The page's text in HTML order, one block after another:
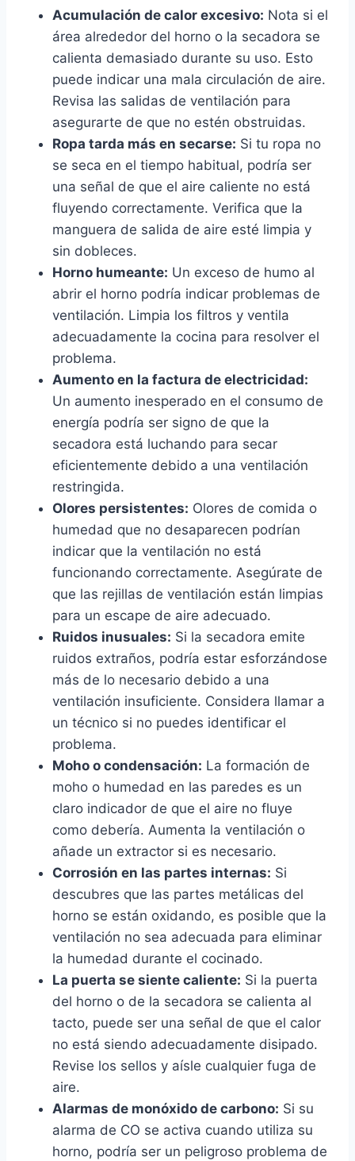
Acumulación de calor excesivo: Nota si el
área alrededor del horno o la secadora se
calienta demasiado durante su uso. Esto
puede indicar una mala circulación de aire.
Revisa las salidas de ventilación para
asegurarte de que no estén obstruidas.
Ropa tarda más en secarse: Si tu ropa no
se seca en el tiempo habitual, podría ser
una señal de que el aire caliente no está
fluyendo correctamente. Verifica que la
manguera de salida de aire esté limpia y
sin dobleces.
Horno humeante: Un exceso de humo al
abrir el horno podría indicar problemas de
ventilación. Limpia los filtros y ventila
adecuadamente la cocina para resolver el
problema.
Aumento en la factura de electricidad:
Un aumento inesperado en el consumo de
energía podría ser signo de que la
secadora está luchando para secar
eficientemente debido a una ventilación
restringida.
Olores persistentes: Olores de comida o
humedad que no desaparecen podrían
indicar que la ventilación no está
funcionando correctamente. Asegúrate de
que las rejillas de ventilación están limpias
para un escape de aire adecuado.
Ruidos inusuales: Si la secadora emite
ruidos extraños, podría estar esforzándose
más de lo necesario debido a una
ventilación insuficiente. Considera llamar a
un técnico si no puedes identificar el
problema.
Moho o condensación: La formación de
moho o humedad en las paredes es un
claro indicador de que el aire no fluye
como debería. Aumenta la ventilación o
añade un extractor si es necesario.
Corrosión en las partes internas: Si
descubres que las partes metálicas del
horno se están oxidando, es posible que la
ventilación no sea adecuada para eliminar
la humedad durante el cocinado.
La puerta se siente caliente: Si la puerta
del horno o de la secadora se calienta al
tacto, puede ser una señal de que el calor
no está siendo adecuadamente disipado.
Revise los sellos y aísle cualquier fuga de
aire.
Alarmas de monóxido de carbono: Si su
alarma de CO se activa cuando utiliza su
horno, podría ser un peligroso problema de